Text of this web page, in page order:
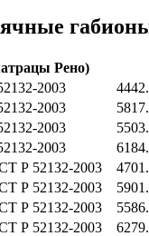
Рено)
2003
2003
2003
2003
Р 52132-2003
Р 52132-2003
Р 52132-2003
Р 52132-2003